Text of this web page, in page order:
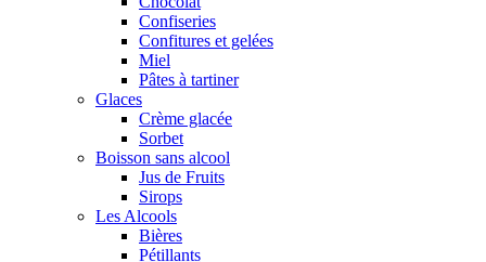
Confiseries
Confitures et gelées
Miel
Pâtes à tartiner
Glaces
Crème glacée
Sorbet
Boisson sans alcool
Jus de Fruits
Sirops
Les Alcools
Bières
Pétillants